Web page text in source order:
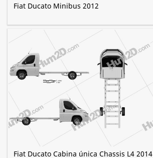
Fiat Ducato Minibus 2012
Fiat Ducato Cabina única Chassis L4 2014